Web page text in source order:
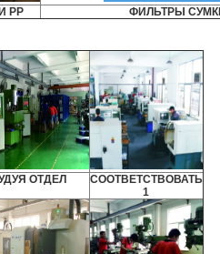
PP ФИЛЬТРЫ
ОТДЕЛ
СООТВЕТСТВОВАТЬ
1